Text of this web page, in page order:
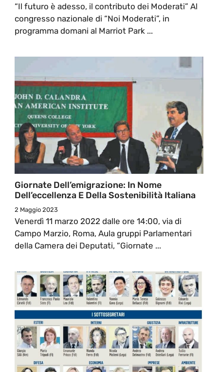
“Il futuro è adesso, il contributo dei Moderati” Al
congresso nazionale di “Noi Moderati”, in
programma domani al Marriot Park ...
Giornate Dell’emigrazione: In Nome
Dell’eccellenza E Della Sostenibilità Italiana
2 Maggio 2023
Venerdì 11 marzo 2022 dalle ore 14:00, via di
Campo Marzio, Roma, Aula gruppi Parlamentari
della Camera dei Deputati, “Giornate ...